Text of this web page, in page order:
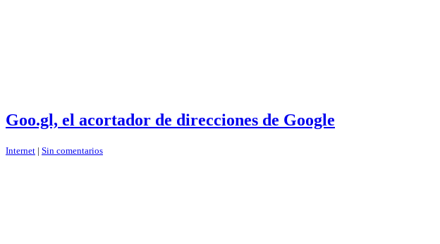
Goo.gl, el acortador de direcciones de Google
Internet | Sin comentarios